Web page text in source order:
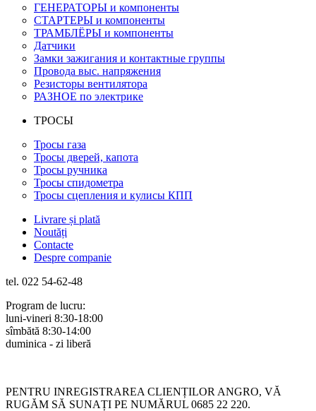
ГЕНЕРАТОРЫ и компоненты
СТАРТЕРЫ и компоненты
ТРАМБЛЁРЫ и компоненты
Датчики
Замки зажигания и контактные группы
Провода выс. напряжения
Резисторы вентилятора
РАЗНОЕ по электрике
ТРОСЫ
Тросы газа
Тросы дверей, капота
Тросы ручника
Тросы спидометра
Тросы сцепления и кулисы КПП
Livrare și plată
Noutăți
Contacte
Despre companie
tel. 022 54-62-48
Program de lucru:
luni-vineri 8:30-18:00
sîmbătă 8:30-14:00
duminica - zi liberă
PENTRU INREGISTRAREA CLIENȚILOR ANGRO, VĂ
RUGĂM SĂ SUNAȚI PE NUMĂRUL 0685 22 220.